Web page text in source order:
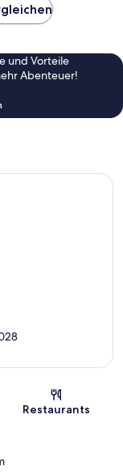
und Vorteile
Abenteuer!
Restaurants